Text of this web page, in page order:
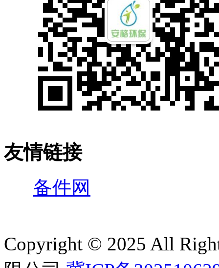
友情链接
备件网
Copyright © 2025 All